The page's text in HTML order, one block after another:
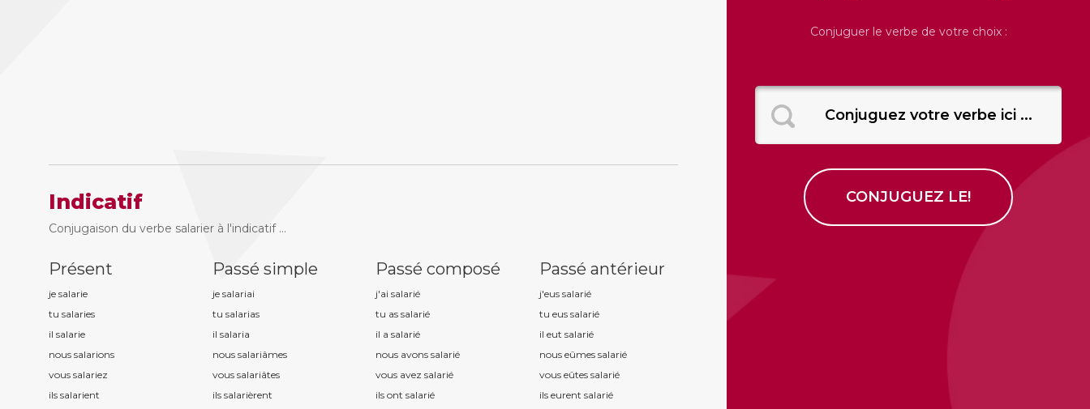
Indicatif
Conjugaison du verbe salarier à l'indicatif ...
Présent
je salarie
tu salaries
il salarie
nous salarions
vous salariez
ils salarient
Passé simple
je salariai
tu salarias
il salaria
nous salariâmes
vous salariâtes
ils salarièrent
Passé composé
j'ai salarié
tu as salarié
il a salarié
nous avons salarié
vous avez salarié
ils ont salarié
Passé antérieur
j'eus salarié
tu eus salarié
il eut salarié
nous eûmes salarié
vous eûtes salarié
ils eurent salarié
Conjuguer le verbe de votre choix :